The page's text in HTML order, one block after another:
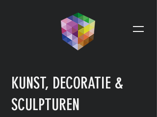
KUNST, DECORATIE &
SCULPTUREN